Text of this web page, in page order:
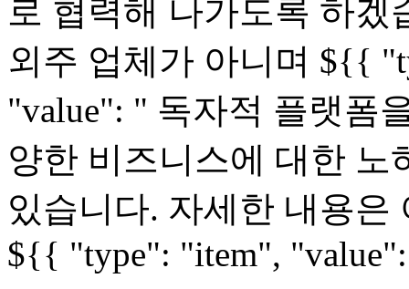
로 협력해 나가도록 하겠
외주 업체가 아니며 ${{
"value": " 독자적 플랫폼
양한 비즈니스에 대한
있습니다. 자세한 내용은
${{ "type": "item",